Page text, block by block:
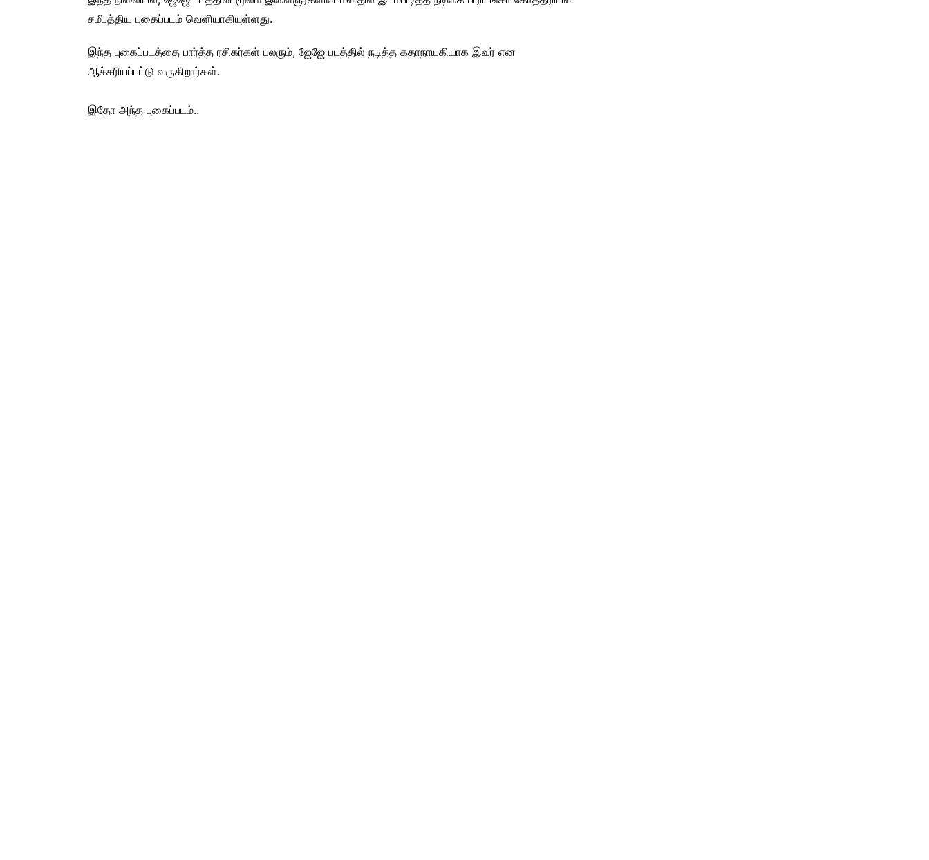
சமீபத்திய புகைப்படம் வெளியாகியுள்ளது.
இந்த புகைப்படத்தை பார்த்த ரசிகர்கள் பலரும், ஜேஜே படத்தில் நடித்த கதாநாயகியாக இவர் என
ஆச்சரியப்பட்டு வருகிறார்கள்.
இதோ அந்த புகைப்படம்..